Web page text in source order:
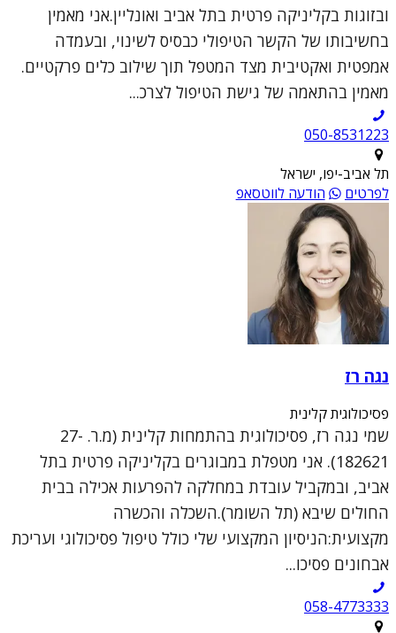
ובזוגות בקליניקה פרטית בתל אביב ואונליין.אני מאמין
בחשיבותו של הקשר הטיפולי כבסיס לשינוי, ובעמדה
אמפטית ואקטיבית מצד המטפל תוך שילוב כלים פרקטיים.
מאמין בהתאמה של גישת הטיפול לצרכ...
050-8531223
תל אביב-יפו, ישראל
לפרטים
הודעה לווטסאפ
נגה רז
פסיכולוגית קלינית
שמי נגה רז, פסיכולוגית בהתמחות קלינית (מ.ר. 27-
182621). אני מטפלת במבוגרים בקליניקה פרטית בתל
אביב, ובמקביל עובדת במחלקה להפרעות אכילה בבית
החולים שיבא (תל השומר).השכלה והכשרה
מקצועית:הניסיון המקצועי שלי כולל טיפול פסיכולוגי ועריכת
אבחונים פסיכו...
058-4773333